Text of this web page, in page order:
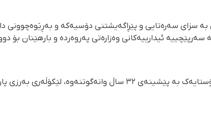
بە سزای سەرەتایی و پێڕاگەیشتنی دۆسیەکە و بەڕێوەچوونی
ئیدارییەکانی وەزارەتی پەروەردە و بارهێنان بۆ
شایانی باسە کە، لەیلا سەلیمی، مامۆستایەک بە پێشینەی ٣٢ ساڵ